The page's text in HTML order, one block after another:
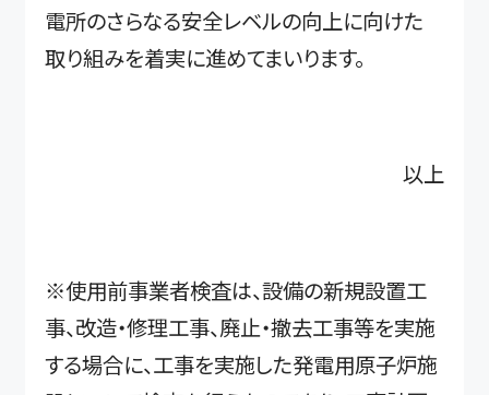
電所のさらなる安全レベルの向上に向けた
取り組みを着実に進めてまいります。
以上
※使用前事業者検査は、設備の新規設置工
事、改造・修理工事、廃止・撤去工事等を実施
する場合に、工事を実施した発電用原子炉施